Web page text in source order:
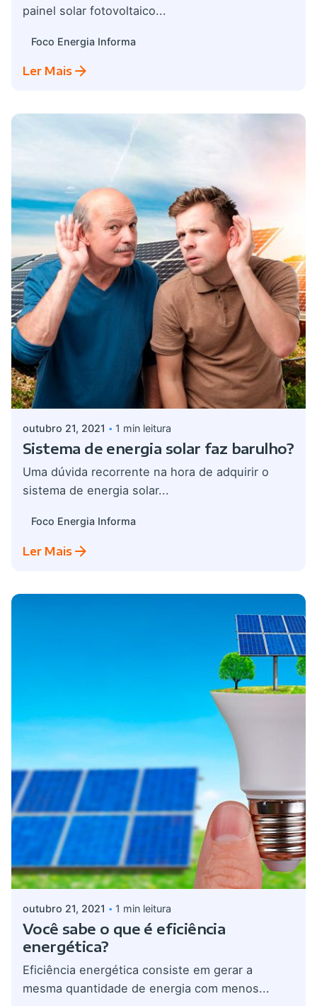
painel solar fotovoltaico...
Foco Energia Informa
Ler Mais
outubro 21, 2021 1 min leitura
Sistema de energia solar faz barulho?
Uma dúvida recorrente na hora de adquirir o
sistema de energia solar...
Foco Energia Informa
Ler Mais
Postado por
admin
outubro 21, 2021 1 min leitura
Você sabe o que é eficiência
energética?
Eficiência energética consiste em gerar a
mesma quantidade de energia com menos...